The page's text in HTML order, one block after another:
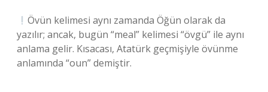
Övün kelimesi aynı zamanda Öğün olarak da
yazılır; ancak, bugün “meal” kelimesi “övgü” ile aynı
anlama gelir. Kısacası, Atatürk geçmişiyle övünme
anlamında “oun” demiştir.